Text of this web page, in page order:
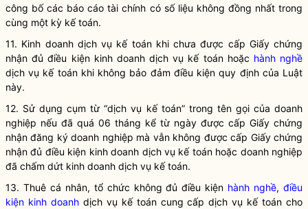
công bố các báo cáo tài chính có số liệu không đồng nhất trong
cùng một kỳ kế toán.
11. Kinh doanh dịch vụ kế toánkhi chưa được cấp Giấy chứng
nhận đủ điều kiện kinh doanh dịch vụ kế toánhoặc hành nghề
dịch vụ kế toán khi không bảo đảm điều kiện quy định của Luật
này.
12. Sử dụng cụm từ “dịch vụ kế toán” trong tên gọi của doanh
nghiệp nếu đã quá 06 tháng kể từ ngày được cấp Giấy chứng
nhận đăng ký doanh nghiệp mà vẫn không được cấp Giấy chứng
nhận đủ điều kiện kinh doanh dịch vụ kế toánhoặc doanh nghiệp
đã chấm dứt kinh doanh dịch vụ kế toán.
13. Thuê cá nhân, tổ chức không đủ điều kiện hành nghề,điều
kiện kinh doanhdịch vụ kế toáncung cấp dịch vụ kế toán cho